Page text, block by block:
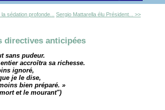
sédation profonde... Sergio Mattarella élu Président... >>
directives anticipées
sans pudeur.
accroîtra sa richesse.
ignoré,
je le dise,
bien préparé. »
et le mourant")